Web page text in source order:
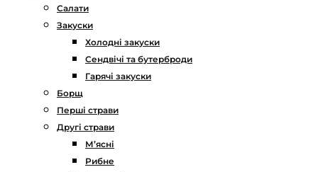
Салати
Закуски
Холодні закуски
Сендвічі та бутерброди
Гарячі закуски
Борщ
Перші страви
Другі страви
М’ясні
Рибне